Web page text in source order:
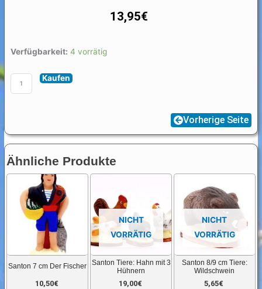
13,95€
Verfügbarkeit: 4 vorrätig
Santon
cm:
Leierkastenspieler
Kaufen
Vorherige Seite
Ähnliche Produkte
Santon 7 cm Der Fischer
10,50€
NICHT
VORRÄTIG
Santon Tiere: Hahn mit 3
Hühnern
19,00€
NICHT
VORRÄTIG
Santon 8/9 cm Tiere:
Wildschwein
5,65€